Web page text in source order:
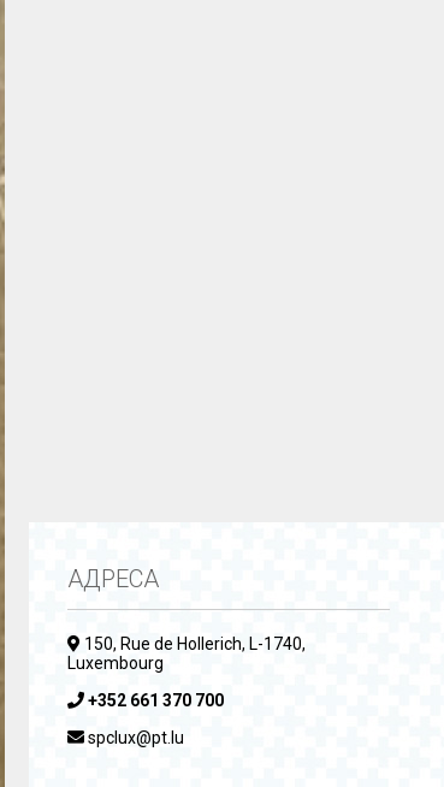
АДРЕСА
150, Rue de Hollerich, L-1740,
Luxembourg
+352 661 370 700
spclux@pt.lu